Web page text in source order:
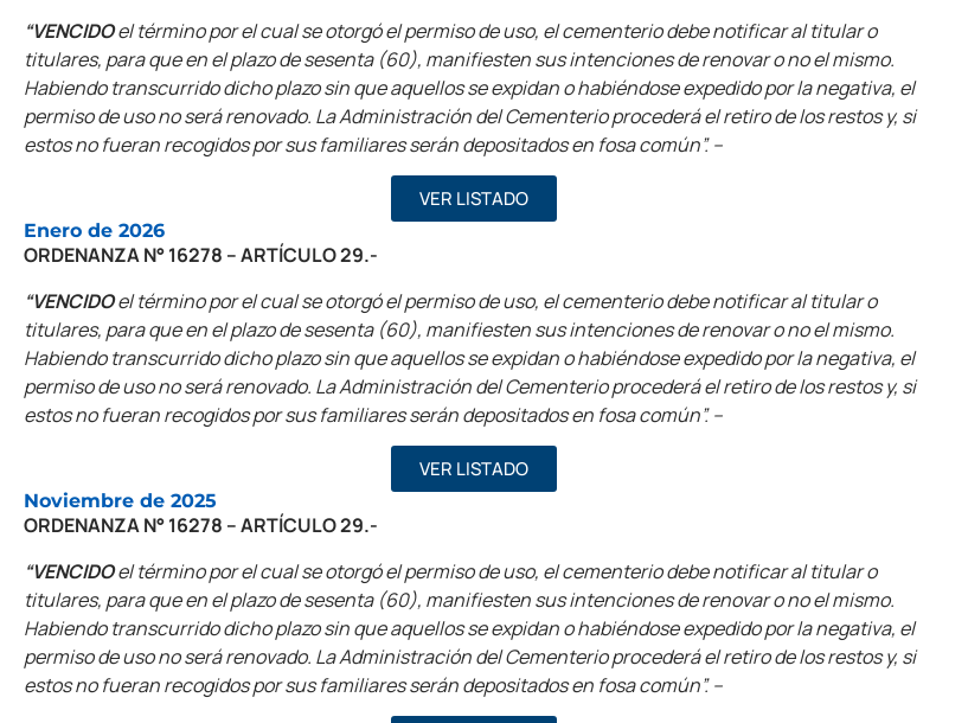
“VENCIDOel término por el cual se otorgó el permiso de uso, el cementerio debe notificar al titular o
titulares, para que en el plazo de sesenta (60), manifiesten sus intenciones de renovar o no el mismo.
Habiendo transcurrido dicho plazo sin que aquellos se expidan o habiéndose expedido por la negativa, el
permiso de uso no será renovado. La Administración del Cementerio procederá el retiro de los restos y, si
estos no fueran recogidos por sus familiares serán depositados en fosa común”. –
VER LISTADO
Enero de 2026
ORDENANZA N° 16278 – ARTÍCULO 29.-
“VENCIDOel término por el cual se otorgó el permiso de uso, el cementerio debe notificar al titular o
titulares, para que en el plazo de sesenta (60), manifiesten sus intenciones de renovar o no el mismo.
Habiendo transcurrido dicho plazo sin que aquellos se expidan o habiéndose expedido por la negativa, el
permiso de uso no será renovado. La Administración del Cementerio procederá el retiro de los restos y, si
estos no fueran recogidos por sus familiares serán depositados en fosa común”. –
VER LISTADO
Noviembre de 2025
ORDENANZA N° 16278 – ARTÍCULO 29.-
“VENCIDOel término por el cual se otorgó el permiso de uso, el cementerio debe notificar al titular o
titulares, para que en el plazo de sesenta (60), manifiesten sus intenciones de renovar o no el mismo.
Habiendo transcurrido dicho plazo sin que aquellos se expidan o habiéndose expedido por la negativa, el
permiso de uso no será renovado. La Administración del Cementerio procederá el retiro de los restos y, si
estos no fueran recogidos por sus familiares serán depositados en fosa común”. –